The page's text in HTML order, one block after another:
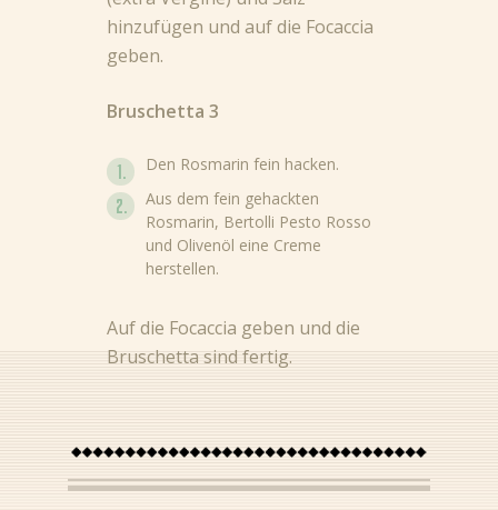
hinzufügen und auf die Focaccia
geben.
Bruschetta 3
Den Rosmarin fein hacken.
Aus dem fein gehackten
Rosmarin, Bertolli Pesto Rosso
und Olivenöl eine Creme
herstellen.
Auf die Focaccia geben und die
Bruschetta sind fertig.
Nieuws
Rezepte
Produkte
Tipps & Tricks
DE (DE)
NL (NL)